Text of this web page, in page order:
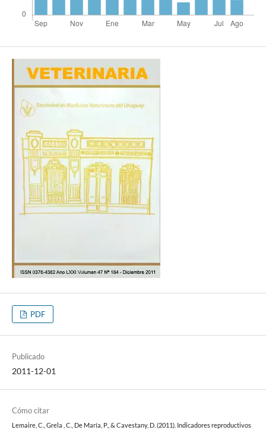
PDF
Publicado
2011-12-01
Cómo citar
Lemaire, C., Grela , C., De María, P., & Cavestany, D. (2011). Indicadores reproductivos